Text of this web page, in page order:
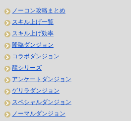
ノーコン攻略まとめ
スキル上げ一覧
スキル上げ効率
降臨ダンジョン
コラボダンジョン
龍シリーズ
アンケートダンジョン
ゲリラダンジョン
スペシャルダンジョン
ノーマルダンジョン